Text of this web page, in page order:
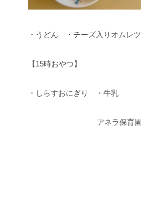
・うどん ・チーズ入りオムレ
【15時おやつ】
・しらすおにぎり ・牛乳
アネラ保育